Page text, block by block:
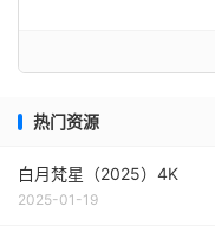
热门资源
白月梵星（2025）4K
2025-01-19